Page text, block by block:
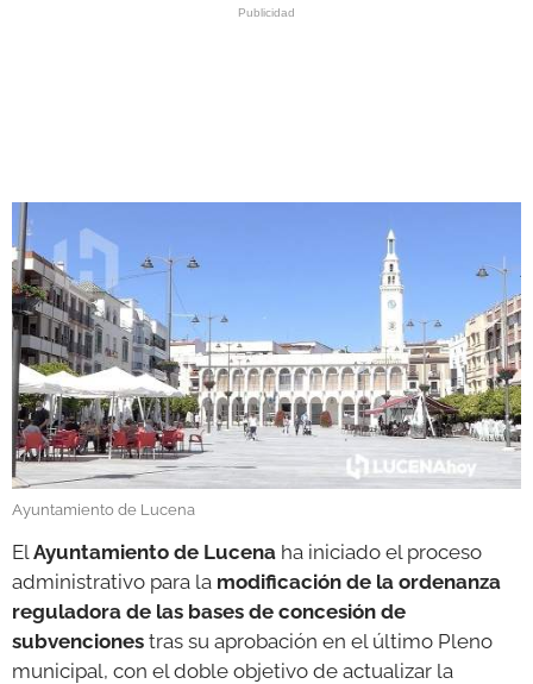
GALERÍAS
Ayuntamiento de Lucena
El Ayuntamiento de Lucena ha iniciado el proceso
administrativo para la modificación de la ordenanza
reguladora de las bases de concesión de
subvenciones tras su aprobación en el último Pleno
municipal, con el doble objetivo de actualizar la